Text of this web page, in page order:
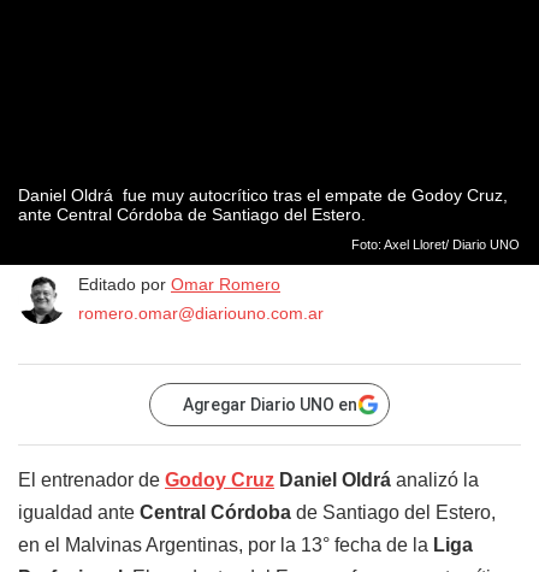
Daniel Oldrá fue muy autocrítico tras el empate de Godoy Cruz,
ante Central Córdoba de Santiago del Estero.
Foto: Axel Lloret/ Diario UNO
Editado por Omar Romero
romero.omar@diariouno.com.ar
Agregar Diario UNO en
El entrenador de Godoy Cruz Daniel Oldrá analizó la
igualdad ante Central Córdoba de Santiago del Estero,
en el Malvinas Argentinas, por la 13° fecha de la Liga